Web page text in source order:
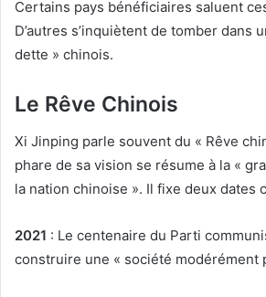
Certains pays bénéficiaires saluent
D’autres s’inquiètent de tomber dans
dette » chinois.
Le Rêve Chinois
Xi Jinping parle souvent du « Rêve
phare de sa vision se résume à la «
la nation chinoise ». Il fixe deux dates
2021 : Le centenaire du Parti
construire une « société modérément